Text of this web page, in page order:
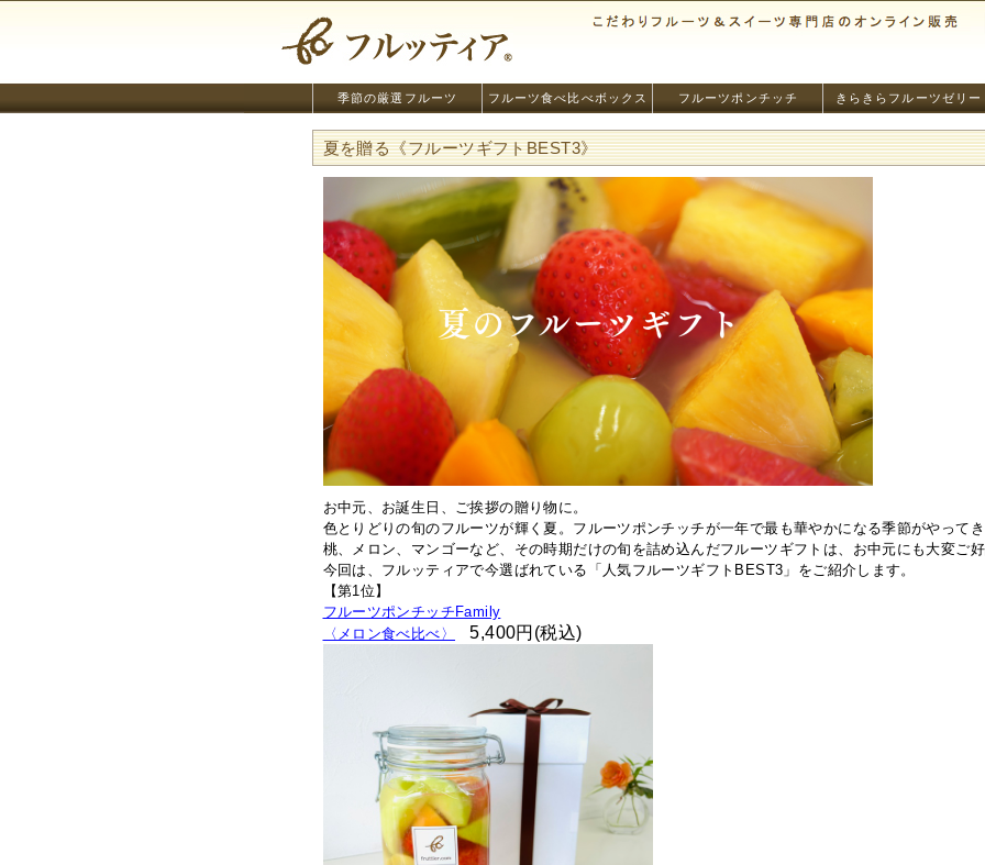
季節の厳選フルーツ フルーツ食べ比べボックス フルーツポンチッチ きらきらフルーツゼリー
夏を贈る《フルーツギフトBEST3》
お中元、お誕生日、ご挨拶の贈り物に。
色とりどりの旬のフルーツが輝く夏。フルーツポンチッチが一年で最も華やかになる季節がやってき
桃、メロン、マンゴーなど、その時期だけの旬を詰め込んだフルーツギフトは、お中元にも大変ご好
今回は、フルッティアで今選ばれている「人気フルーツギフトBEST3」をご紹介します。
【第1位】
フルーツポンチッチFamily
〈メロン食べ比べ〉
5,400円(税込)